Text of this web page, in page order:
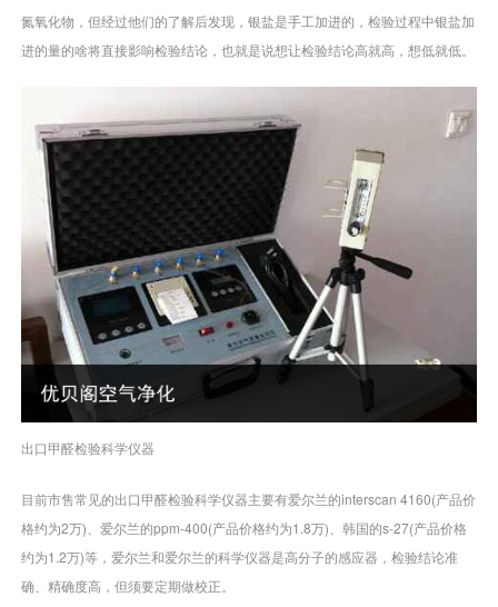
氮氧化物，但经过他们的了解后发现，银盐是手工加进的，检验过程中银盐加
进的量的啥将直接影响检验结论，也就是说想让检验结论高就高，想低就低。
出口甲醛检验科学仪器
目前市售常见的出口甲醛检验科学仪器主要有爱尔兰的interscan 4160(产品价
格约为2万)、爱尔兰的ppm-400(产品价格约为1.8万)、韩国的s-27(产品价格
约为1.2万)等，爱尔兰和爱尔兰的科学仪器是高分子的感应器，检验结论准
确、精确度高，但须要定期做校正。